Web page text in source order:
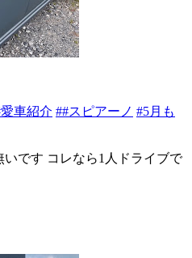
車紹介 ##スピアーノ #5月も
です コレなら1人ドライブで